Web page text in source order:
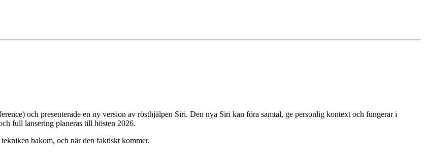
och presenterade en ny version av rösthjälpen Siri. Den nya Siri kan föra samtal, ge personlig kontext och fungerar i
full lansering planeras till hösten 2026.
bakom, och när den faktiskt kommer.